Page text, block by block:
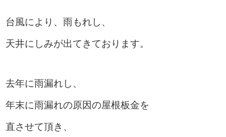
台風により、雨もれし、
天井にしみが出てきております。
去年に雨漏れし、
年末に雨漏れの原因の屋根板金を
直させて頂き、